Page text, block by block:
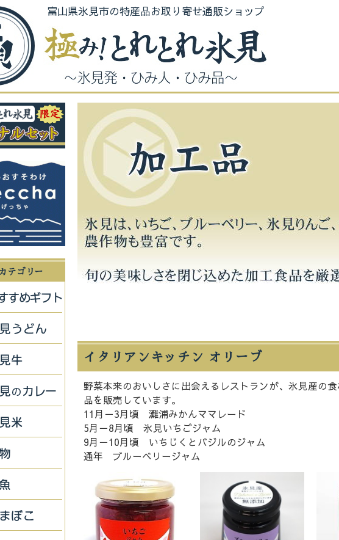
富山県氷見市の特産品お取り寄せ通販ショップ
イタリアンキッチン オリーブ
野菜本来のおいしさに出会えるレストランが、氷見産の
品を販売しています。
11月－3月頃 灘浦みかんママレード
5月－8月頃 氷見いちごジャム
9月－10月頃 いちじくとバジルのジャム
通年 ブルーベリージャム
テゴリー